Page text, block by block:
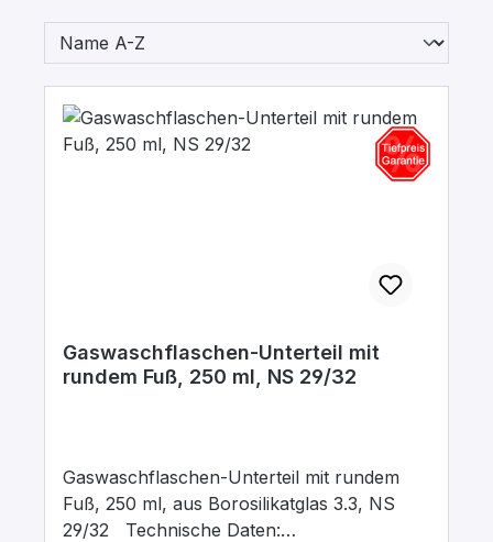
Gaswaschflaschen-Unterteil mit
rundem Fuß, 250 ml, NS 29/32
Gaswaschflaschen-Unterteil mit rundem
Fuß, 250 ml, aus Borosilikatglas 3.3, NS
29/32 Technische Daten: